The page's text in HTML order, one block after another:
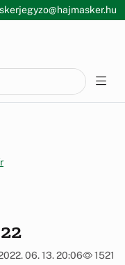
06. 13. 20:06 1521